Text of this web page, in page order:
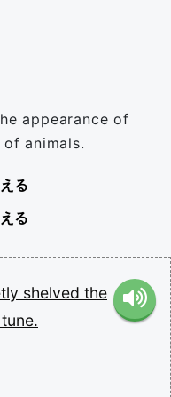
appearance of
animals.
る
る
shelved the
tune.